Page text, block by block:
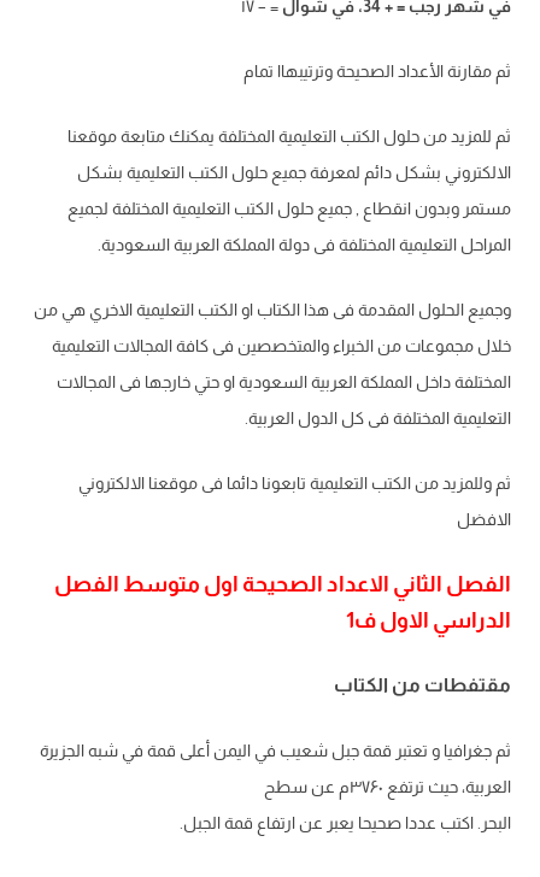
في شهر رجب =
+
34، في شوال = – ۱۷
ثم مقارنة الأعداد الصحيحة وترتيبهاا تمام
ثم للمزيد من حلول الكتب التعليمية المختلفة يمكنك متابعة موقعنا
الالكتروني بشكل دائم لمعرفة جميع حلول الكتب التعليمية بشكل
مستمر وبدون انقطاع , جميع حلول الكتب التعليمية المختلفة لجميع
المراحل التعليمية المختلفة فى دولة المملكة العربية السعودية.
وجميع الحلول المقدمة فى هذا الكتاب او الكتب التعليمية الاخري هي من
خلال مجموعات من الخبراء والمتخصصين فى كافة المجالات التعليمية
المختلفة داخل المملكة العربية السعودية او حتي خارجها فى المجالات
التعليمية المختلفة فى كل الدول العربية.
ثم وللمزيد من الكتب التعليمية تابعونا دائما فى موقعنا الالكتروني
الافضل
الفصل الثاني الاعداد الصحيحة اول متوسط الفصل
الدراسي الاول ف1
مقتفطات من الكتاب
ثم جغرافيا و تعتبر قمة جبل شعيب في اليمن أعلى قمة في شبه الجزيرة
العربية، حيث ترتفع ۳۷۶۰م عن سطح
البحر. اكتب عددا صحيحا يعبر عن ارتفاع قمة الجبل.